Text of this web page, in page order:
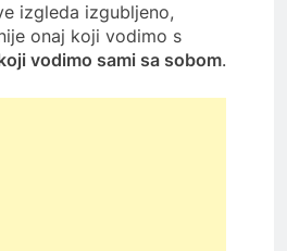
izgleda izgubljeno,
onaj koji vodimo s
vodimo sami sa sobom.